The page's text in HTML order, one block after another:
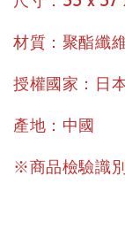
材質：聚酯纖
授權國家：日
產地：中國
※商品檢驗識